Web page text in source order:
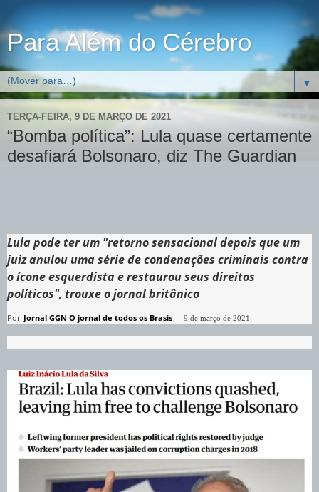
Para Além do Cérebro
▼
TERÇA-FEIRA, 9 DE MARÇO DE 2021
“Bomba política”: Lula quase certamente
desafiará Bolsonaro, diz The Guardian
Lula pode ter um "retorno sensacional depois que um
juiz anulou uma série de condenações criminais contra
o ícone esquerdista e restaurou seus direitos
políticos", trouxe o jornal britânico
Por Jornal GGN O jornal de todos os Brasis - 9 de março de 2021